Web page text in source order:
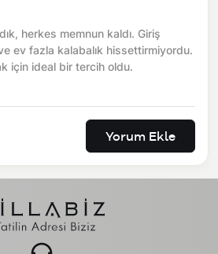
herkes memnun kaldı. Giriş
ev fazla kalabalık hissettirmiyordu.
için ideal bir tercih oldu.
Yorum Ekle